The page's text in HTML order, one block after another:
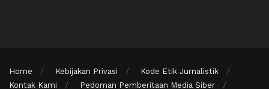
Home Kebijakan Privasi
Kode Etik Jurnalistik
Kontak Kami
Pedoman Pemberitaan Media Siber